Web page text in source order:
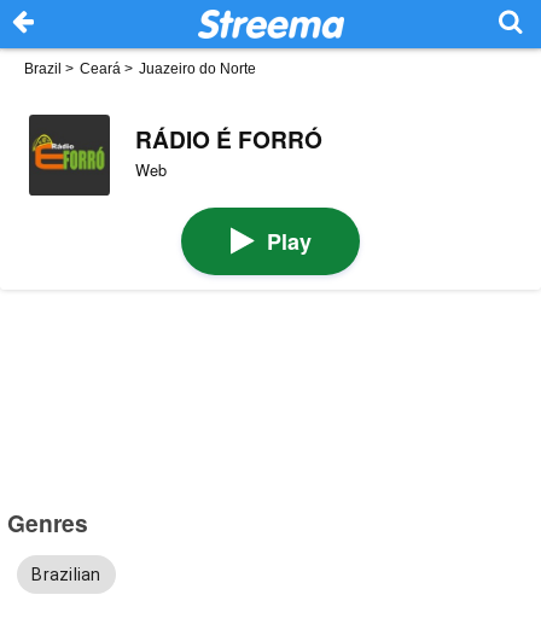
Brazil > Ceará > Juazeiro do Norte
RÁDIO É FORRÓ
Web
Play
Genres
Brazilian